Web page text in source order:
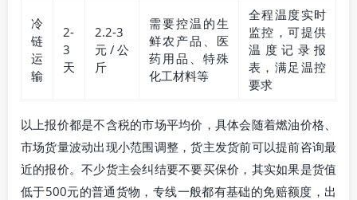
冷
链
运
输
2-
3
天
2.2-3
元/公
斤
需要控温的生
鲜农产品、医
药用品、特殊
化工材料等
全程温度实时
监控，可提供
温度记录报
表，满足温控
要求
以上报价都是不含税的市场平均价，具体会随着燃油价格、
市场货量波动出现小范围调整，货主发货前可以提前咨询最
近的报价。不少货主会纠结要不要买保价，其实如果是货值
低于500元的普通货物，专线一般都有基础的免赔额度，出